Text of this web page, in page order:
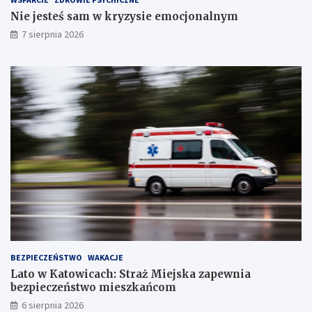
c
h
S
w
ó
w
!
Nie jesteś sam w kryzysie emocjonalnym
7 sierpnia 2026
BEZPIECZEŃSTWO WAKACJE
Lato w Katowicach: Straż Miejska zapewnia
bezpieczeństwo mieszkańcom
6 sierpnia 2026